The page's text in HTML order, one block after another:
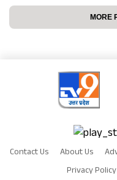
MORE
Contact Us About Us
Privacy Policy